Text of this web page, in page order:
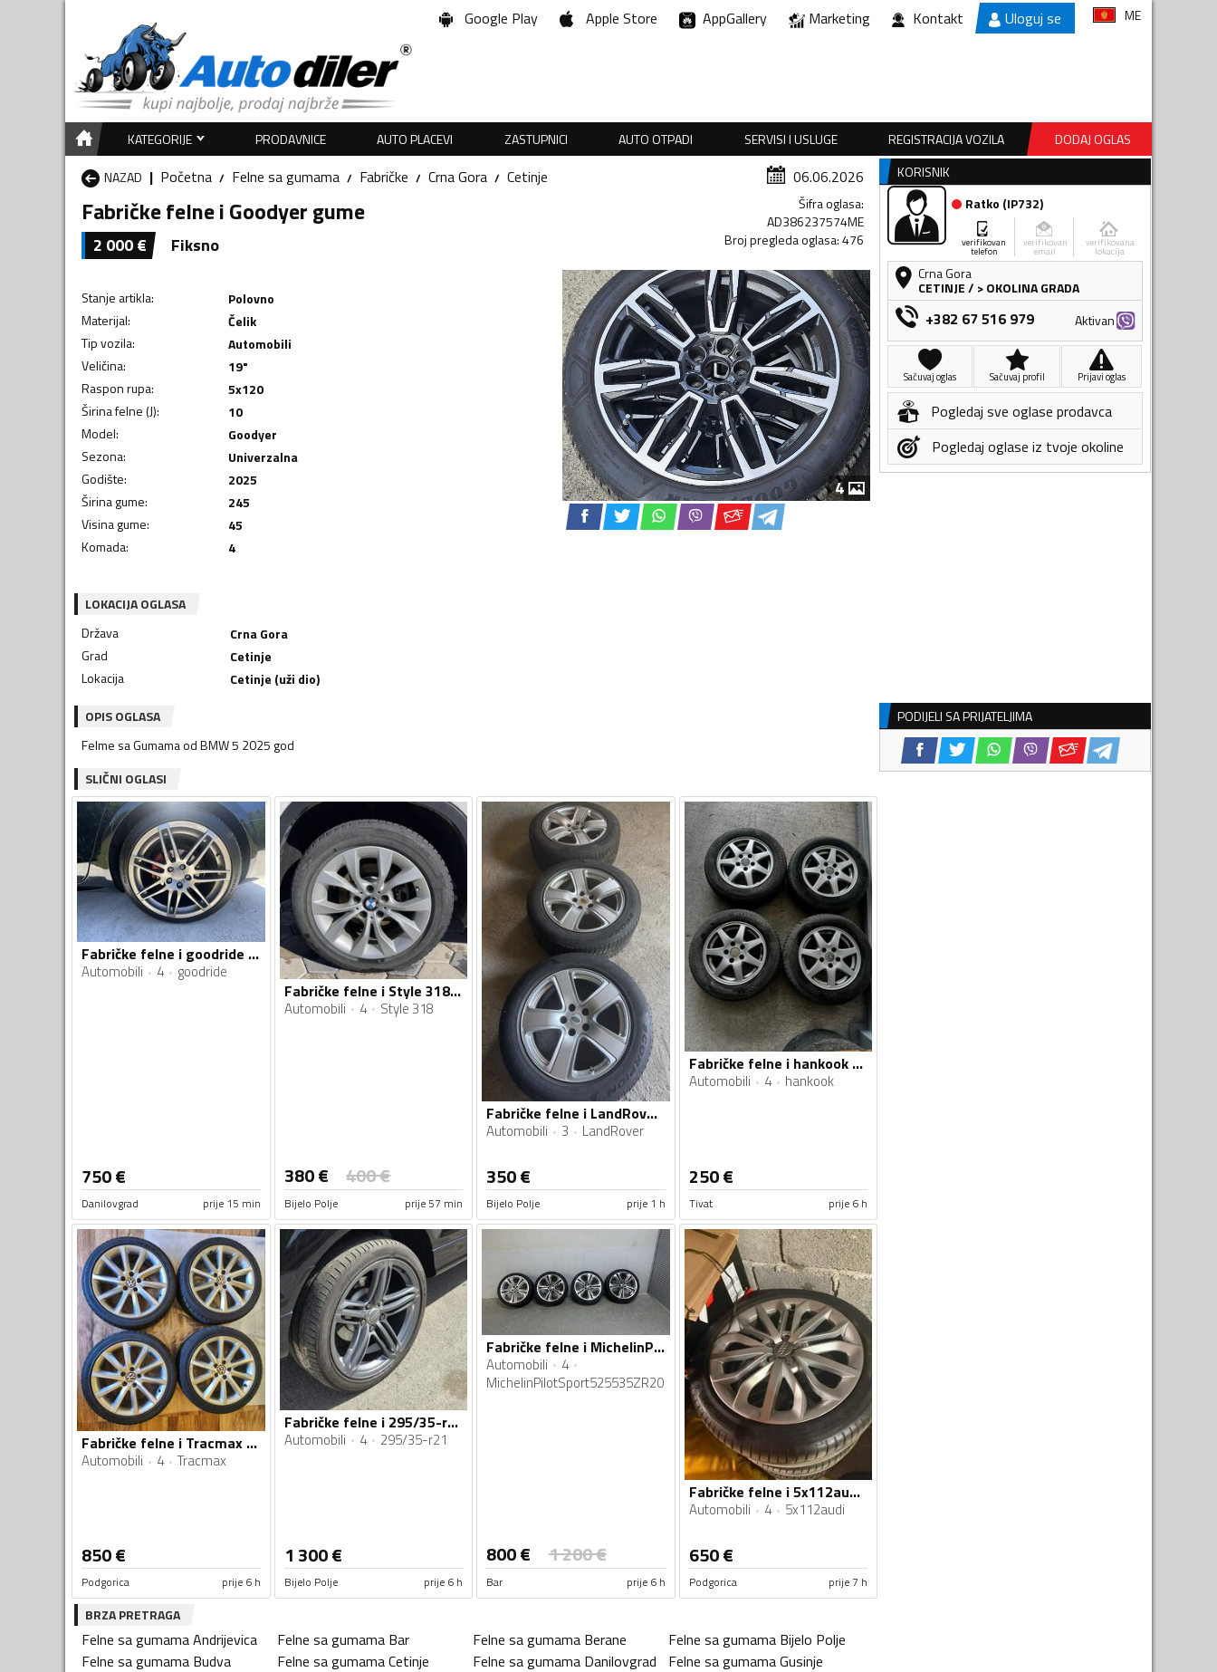
Google Play Apple Store AppGallery Marketing Kontakt Uloguj se ME
KATEGORIJE PRODAVNICE AUTO PLACEVI ZASTUPNICI AUTO OTPADI SERVISI I USLUGE REGISTRACIJA VOZILA
DODAJ OGLAS
NAZAD
Početna Felne sa gumama Fabričke Crna Gora Cetinje 06.06.2026
Fabričke felne i Goodyer gume
2 000€ Fiksno
Šifra oglasa:
AD386237574ME
Broj pregleda oglasa:476
Stanje artikla:
Polovno
Materijal:
Čelik
Tip vozila:
Automobili
Veličina:
19"
Raspon rupa:
5x120
Širina felne (J):
10
Model:
Goodyer
Sezona:
Univerzalna
Godište:
2025
Širina gume:
245
Visina gume:
45
Komada: 4
4
LOKACIJA OGLASA
Država
Crna Gora
Grad
Cetinje
Lokacija
Cetinje (uži dio)
OPIS OGLASA
Felme sa Gumama od BMW 5 2025 god
SLIČNI OGLASI
Fabričke felne i goodride gume
Automobili 4 goodride
750€
Danilovgrad prije 15 min
Fabričke felne i Style 318 gume
Automobili 4 Style 318
380€ 400€
Bijelo Polje prije 57 min
Fabričke felne i LandRover gume
Automobili 3 LandRover
350€
Bijelo Polje prije 1 h
Fabričke felne i hankook gume
Automobili 4 hankook
250€
Tivat prije 6 h
Fabričke felne i Tracmax gume
Automobili 4 Tracmax
850€
Podgorica prije 6 h
Fabričke felne i 295/35-r21 gume
Automobili 4 295/35-r21
1 300€
Bijelo Polje prije 6 h
Fabričke felne i MichelinPilotSport525535ZR20 gume
Automobili
4
MichelinPilotSport525535ZR20
800€ 1 200€
Bar prije 6 h
Fabričke felne i 5x112audi gume
Automobili 4 5x112audi
650€
Podgorica prije 7 h
BRZA PRETRAGA
Felne sa gumamaAndrijevica Felne sa gumama Bar Felne sa gumama Berane Felne sa gumama Bijelo Polje
Felne sa gumama Budva Felne sa gumamaCetinje Felne sa gumama Danilovgrad Felne sa gumamaGusinje
KORISNIK
Ratko (IP732)
verifikovan
telefon
verifikovan
email
verifikovana
lokacija
Crna Gora
CETINJE/ > OKOLINA GRADA
+382 67 516 979 Aktivan
Sačuvaj oglas Sačuvaj profil Prijavi oglas
Pogledaj sve oglase prodavca
Pogledaj oglase iz tvoje okoline
PODIJELI SA PRIJATELJIMA